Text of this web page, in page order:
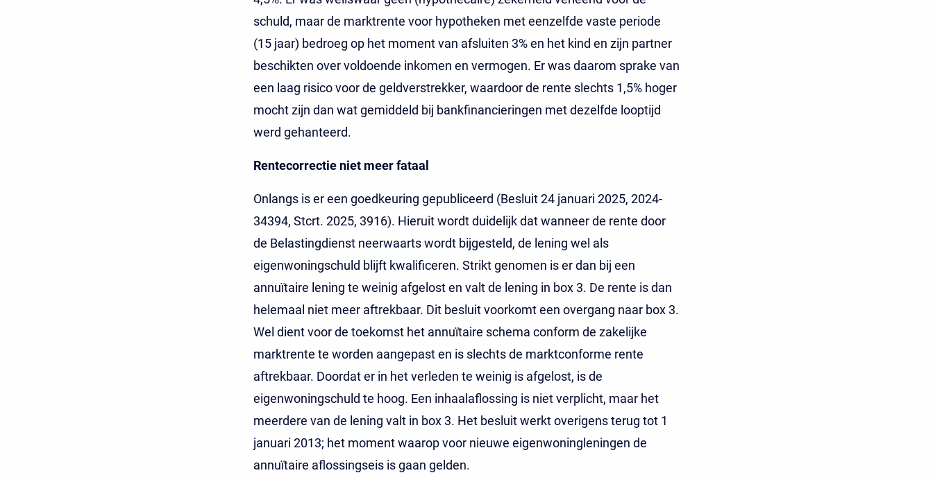
schuld, maar de marktrente voor hypotheken met eenzelfde vaste periode
(15 jaar) bedroeg op het moment van afsluiten 3% en het kind en zijn partner
beschikten over voldoende inkomen en vermogen. Er was daarom sprake van
een laag risico voor de geldverstrekker, waardoor de rente slechts 1,5% hoger
mocht zijn dan wat gemiddeld bij bankfinancieringen met dezelfde looptijd
werd gehanteerd.
Rentecorrectie niet meer fataal
Onlangs is er een goedkeuring gepubliceerd (Besluit 24 januari 2025, 2024-
34394, Stcrt. 2025, 3916). Hieruit wordt duidelijk dat wanneer de rente door
de Belastingdienst neerwaarts wordt bijgesteld, de lening wel als
eigenwoningschuld blijft kwalificeren. Strikt genomen is er dan bij een
annuïtaire lening te weinig afgelost en valt de lening in box 3. De rente is dan
helemaal niet meer aftrekbaar. Dit besluit voorkomt een overgang naar box 3.
Wel dient voor de toekomst het annuïtaire schema conform de zakelijke
marktrente te worden aangepast en is slechts de marktconforme rente
aftrekbaar. Doordat er in het verleden te weinig is afgelost, is de
eigenwoningschuld te hoog. Een inhaalaflossing is niet verplicht, maar het
meerdere van de lening valt in box 3. Het besluit werkt overigens terug tot 1
januari 2013; het moment waarop voor nieuwe eigenwoningleningen de
annuïtaire aflossingseis is gaan gelden.